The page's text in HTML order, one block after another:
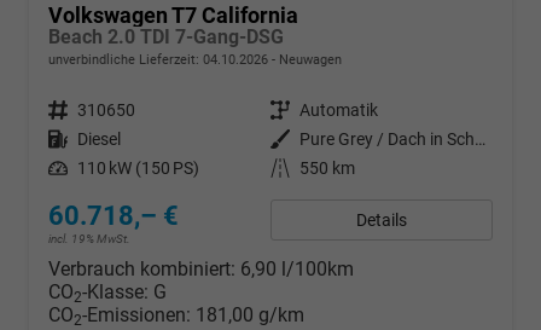
Volkswagen T7 California
Beach 2.0 TDI 7-Gang-DSG
unverbindliche Lieferzeit: 04.10.2026 Neuwagen
Fahrzeugnr. 310650 Getriebe Automatik
Kraftstoff Diesel Außenfarbe
Pure Grey / Dach in Schwarz
Leistung 110 kW (150 PS) Kilometerstand 550 km
60.718,– €
incl. 19% MwSt.
Details
Verbrauch kombiniert: 6,90 l/100km
CO2-Klasse: G
CO2-Emissionen: 181,00 g/km